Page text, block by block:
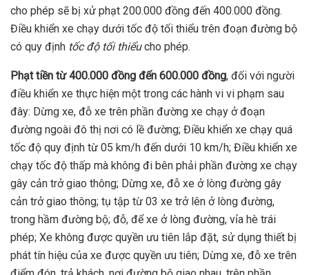
cho phép sẽ bị xử phạt 200.000 đồng đến 400.000 đồng.
Điều khiển xe chạy dưới tốc độ tối thiểu trên đoạn đường bộ
có quy định tốc độ tối thiểucho phép.
Phạt tiền từ 400.000 đồng đến 600.000 đồng, đối với người
điều khiển xe thực hiện một trong các hành vi vi phạm sau
đây: Dừng xe, đỗ xe trên phần đường xe chạy ở đoạn
đường ngoài đô thị nơi có lề đường; Điều khiển xe chạy quá
tốc độ quy định từ 05 km/h đến dưới 10 km/h; Điều khiển xe
chạy tốc độ thấp mà không đi bên phải phần đường xe chạy
gây cản trở giao thông; Dừng xe, đỗ xe ở lòng đường gây
cản trở giao thông; tụ tập từ 03 xe trở lên ở lòng đường,
trong hầm đường bộ; đỗ, để xe ở lòng đường, vỉa hè trái
phép; Xe không được quyền ưu tiên lắp đặt, sử dụng thiết bị
phát tín hiệu của xe được quyền ưu tiên; Dừng xe, đỗ xe trên